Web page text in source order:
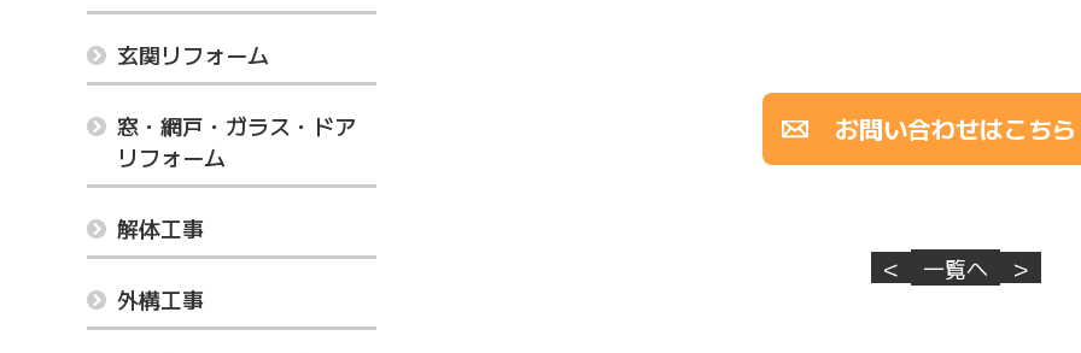
玄関リフォーム
窓・網戸・ガラス・ドア
リフォーム
解体工事
外構工事
お問い合わせはこちら
< 一覧へ >